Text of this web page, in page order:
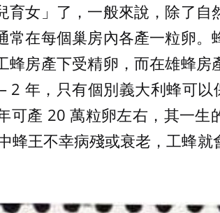
育女」了，一般來說，除了自
常在每個巢房內各產一粒卵。
蜂房產下受精卵，而在雄蜂房
2 年，只有個別義大利蜂可以
可產 20 萬粒卵左右，其一生
蜂王不幸病殘或衰老，工蜂就